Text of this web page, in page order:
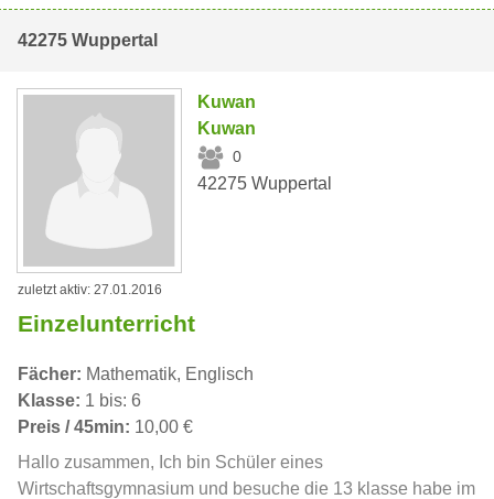
42275 Wuppertal
Kuwan
Kuwan
0
42275 Wuppertal
zuletzt aktiv: 27.01.2016
Einzelunterricht
Fächer: Mathematik, Englisch
Klasse: 1 bis: 6
Preis / 45min: 10,00 €
Hallo zusammen, Ich bin Schüler eines
Wirtschaftsgymnasium und besuche die 13 klasse habe im